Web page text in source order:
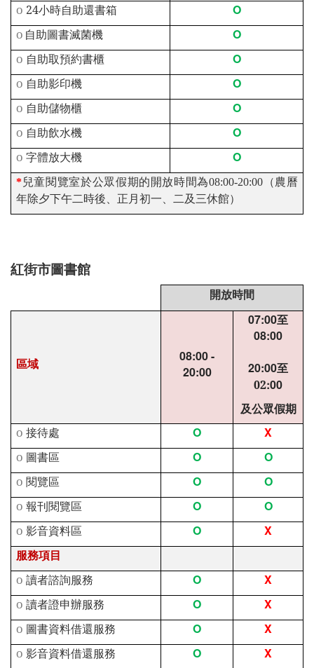
o 24小時自助還書箱 O
o 自助圖書滅菌機 O
o 自助取預約書櫃 O
o 自助影印機 O
o 自助儲物櫃 O
o 自助飲水機 O
o 字體放大機 O
*兒童閱覽室於公眾假期的開放時間為08:00-20:00（農曆
年除夕下午二時後、正月初一、二及三休館）
紅街市圖書館
開放時間
區域
08:00 -
20:00
07:00至
08:00
20:00至
02:00
及公眾假期
o 接待處 O X
o 圖書區 O O
o 閱覽區 O O
o 報刊閱覽區 O O
o 影音資料區 O X
服務項目
o 讀者諮詢服務 O X
o 讀者證申辦服務 O X
o 圖書資料借還服務 O X
o 影音資料借還服務 O X